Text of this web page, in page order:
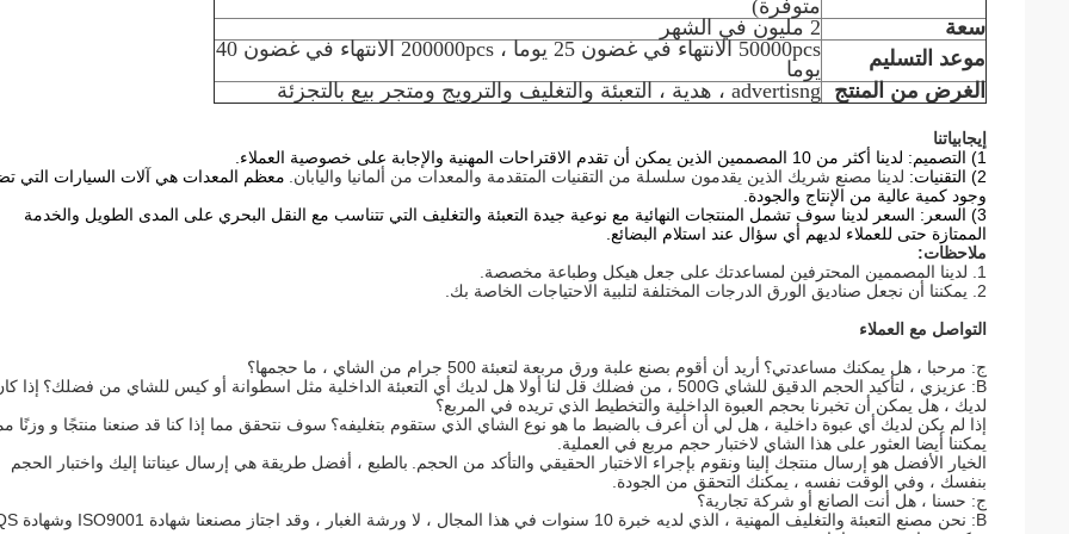
متوفرة)
سعة
2 مليون في الشهر
موعد التسليم
50000pcs الانتهاء في غضون 25 يوما ، 200000pcs الانتهاء في غضون 40
يوما
الغرض من المنتج
advertisng ، هدية ، التعبئة والتغليف والترويج ومتجر بيع بالتجزئة
إيجابياتنا
1) التصميم: لدينا أكثر من 10 المصممين الذين يمكن أن تقدم الاقتراحات المهنية والإجابة على خصوصية العملاء.
2) التقنيات:
لدينا مصنع شريك الذين يقدمون سلسلة من التقنيات المتقدمة والمعدات من ألمانيا واليابان. معظم المعدات هي آلات السيارات التي
وجود كمية عالية من الإنتاج والجودة.
3) السعر: السعر لدينا سوف تشمل المنتجات النهائية مع نوعية جيدة التعبئة والتغليف التي تتناسب مع النقل البحري على المدى الطويل والخدمة
الممتازة حتى للعملاء لديهم أي سؤال عند استلام البضائع.
ملاحظات:
1. لدينا المصممين المحترفين لمساعدتك على جعل هيكل وطباعة مخصصة.
2. يمكننا أن نجعل صناديق الورق الدرجات المختلفة لتلبية الاحتياجات الخاصة بك.
التواصل مع العملاء
ج: مرحبا ، هل يمكنك مساعدتي؟ أريد أن أقوم بصنع علبة ورق مربعة لتعبئة 500 جرام من الشاي ، ما حجمها؟
B: عزيزي ، لتأكيد الحجم الدقيق للشاي 500G ، من فضلك قل لنا أولا هل لديك أي التعبئة الداخلية مثل اسطوانة أو كيس للشاي من فضلك؟
إذا
لديك ، هل يمكن أن تخبرنا بحجم العبوة الداخلية والتخطيط الذي تريده في المربع؟
إذا لم يكن لديك أي عبوة داخلية ، هل لي أن أعرف بالضبط ما هو نوع الشاي الذي ستقوم بتغليفه؟ سوف نتحقق مما إذا كنا قد صنعنا منتجًا و وزنًا
يمكننا أيضا العثور على هذا الشاي لاختبار حجم مربع في العملية.
الخيار الأفضل هو إرسال منتجك إلينا ونقوم بإجراء الاختبار الحقيقي والتأكد من الحجم.
بالطبع ، أفضل طريقة هي إرسال عيناتنا إليك واختبار الحجم
بنفسك ، وفي الوقت نفسه ، يمكنك التحقق من الجودة.
ج: حسنا ، هل أنت الصانع أو شركة تجارية؟